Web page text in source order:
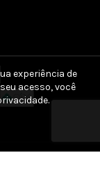
experiência de
acesso, você